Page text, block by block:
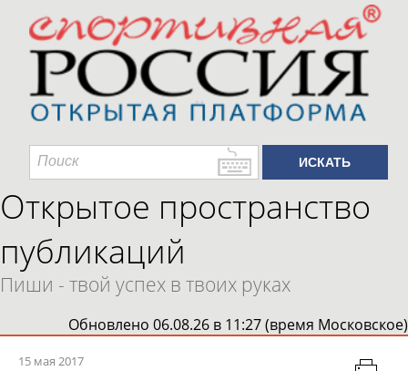
Открытое пространство
публикаций
Пиши - твой успех в твоих руках
Обновлено 06.08.26 в 11:27 (время Московское)
15 мая 2017